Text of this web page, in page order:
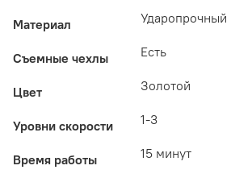
Материал Ударопрочный
Съемные чехлы Есть
Цвет Золотой
Уровни скорости 1-3
Время работы 15 минут